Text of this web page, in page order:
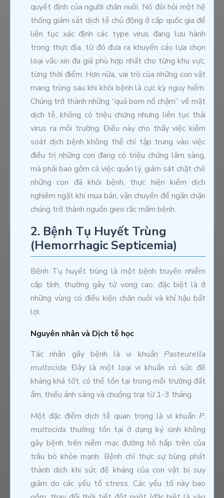
quyết định của người chăn nuôi. Nó đòi hỏi một hệ
thống giám sát dịch tễ chủ động ở cấp quốc gia để
liên tục xác định các type virus đang lưu hành
trong thực địa, từ đó đưa ra khuyến cáo lựa chọn
loại vắc-xin đa giá phù hợp nhất cho từng khu vực,
từng thời điểm. Hơn nữa, vai trò của những con vật
mang trùng sau khi khỏi bệnh là cực kỳ nguy hiểm.
Chúng trở thành những “quả bom nổ chậm” về mặt
dịch tễ, không có triệu chứng nhưng liên tục thải
virus ra môi trường. Điều này cho thấy việc kiểm
soát dịch bệnh không thể chỉ tập trung vào việc
điều trị những con đang có triệu chứng lâm sàng,
mà phải bao gồm cả việc quản lý, giám sát chặt chẽ
những con đã khỏi bệnh, thực hiện kiểm dịch
nghiêm ngặt khi mua bán, vận chuyển để ngăn chặn
chúng trở thành nguồn gieo rắc mầm bệnh.
2. Bệnh Tụ Huyết Trùng
(Hemorrhagic Septicemia)
Bệnh Tụ huyết trùng là một bệnh truyền nhiễm
cấp tính, thường gây tử vong cao, đặc biệt là ở
những vùng có điều kiện chăn nuôi và khí hậu bất
lợi.
Nguyên nhân và Dịch tễ học
Tác nhân gây bệnh là vi khuẩn Pasteurella
multocida. Đây là một loại vi khuẩn có sức đề
kháng khá tốt, có thể tồn tại trong môi trường đất
ẩm, thiếu ánh sáng và chuồng trại từ 1-3 tháng.
Một đặc điểm dịch tễ quan trọng là vi khuẩn P.
multocida thường tồn tại ở dạng ký sinh không
gây bệnh trên niêm mạc đường hô hấp trên của
trâu bò khỏe mạnh. Bệnh chỉ thực sự bùng phát
thành dịch khi sức đề kháng của con vật bị suy
giảm do các yếu tố stress. Các yếu tố này bao